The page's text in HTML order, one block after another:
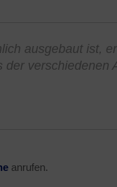
ausgebaut ist,
verschiedenen
anrufen.